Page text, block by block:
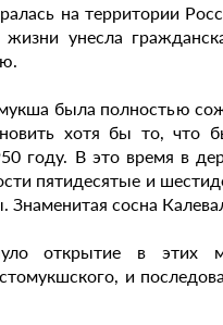
на территории
унесла
была полностью
хотя бы то, что
году. В это время в
пятидесятые и
Знаменитая сосна
открытие в этих
и